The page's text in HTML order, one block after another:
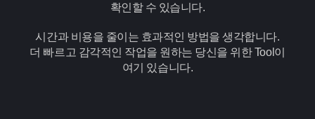
확인할 수 있습니다.
시간과 비용을 줄이는 효과적인 방법을 생각합니다.
더 빠르고 감각적인 작업을 원하는 당신을 위한 Tool이
여기 있습니다.